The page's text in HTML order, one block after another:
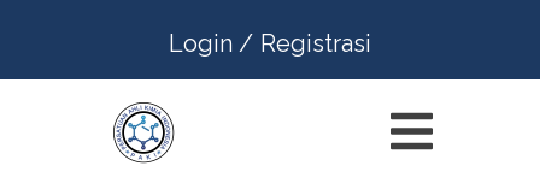
Login / Registrasi